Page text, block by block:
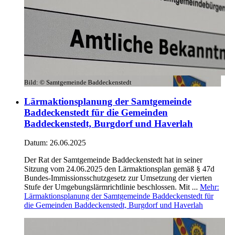
Bild: © Samtgemeinde Baddeckenstedt
Lärmaktionsplanung der Samtgemeinde
Baddeckenstedt für die Gemeinden
Baddeckenstedt, Burgdorf und Haverlah
Datum: 26.06.2025
Der Rat der Samtgemeinde Baddeckenstedt hat in seiner
Sitzung vom 24.06.2025 den Lärmaktionsplan gemäß § 47d
Bundes-Immissionsschutzgesetz zur Umsetzung der vierten
Stufe der Umgebungslärmrichtlinie beschlossen. Mit ... Mehr:
Lärmaktionsplanung der Samtgemeinde Baddeckenstedt für
die Gemeinden Baddeckenstedt, Burgdorf und Haverlah